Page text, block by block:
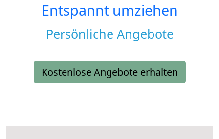
Entspannt umziehen
Persönliche Angebote
Kostenlose Angebote erhalten